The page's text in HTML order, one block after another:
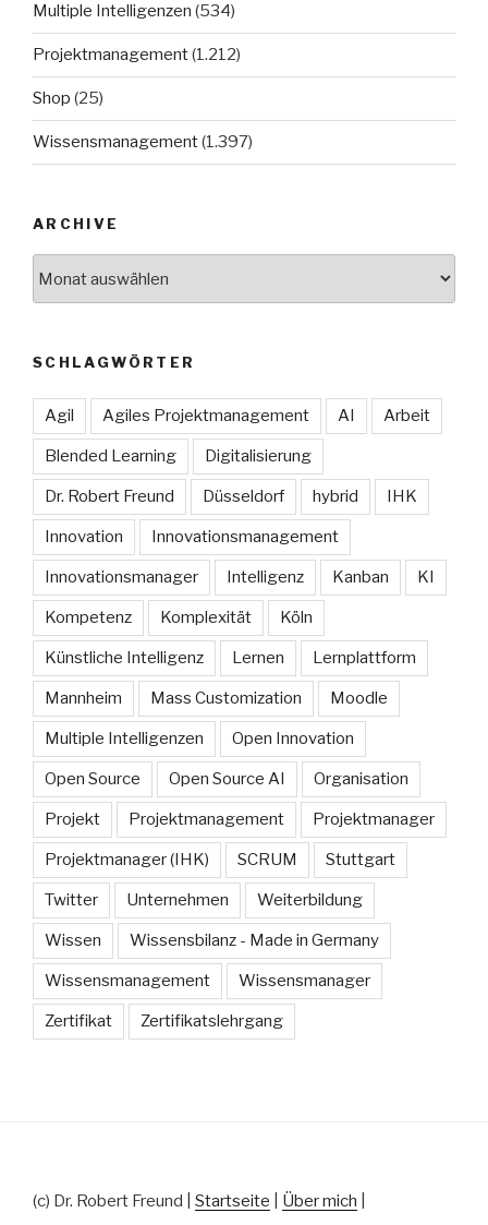
Multiple Intelligenzen (534)
Projektmanagement(1.212)
Shop (25)
Wissensmanagement(1.397)
ARCHIVE
SCHLAGWÖRTER
Agil Agiles Projektmanagement AI Arbeit
Blended Learning Digitalisierung
Dr. Robert Freund Düsseldorf hybrid IHK
Innovation Innovationsmanagement
Innovationsmanager Intelligenz Kanban KI
Kompetenz Komplexität Köln
Künstliche Intelligenz Lernen Lernplattform
Mannheim Mass Customization Moodle
Multiple Intelligenzen Open Innovation
Open Source Open Source AI Organisation
Projekt Projektmanagement Projektmanager
Projektmanager (IHK) SCRUM Stuttgart
Twitter Unternehmen Weiterbildung
Wissen Wissensbilanz - Made in Germany
Wissensmanagement Wissensmanager
Zertifikat Zertifikatslehrgang
(c) Dr. Robert Freund | Startseite Über mich